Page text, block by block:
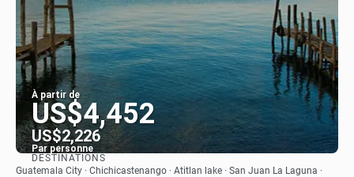
À partir de
US$4,452
US$2,226
Par personne
Afficher
DESTINATIONS
Guatemala City · Chichicastenango · Atitlan lake · San Juan La Laguna ·